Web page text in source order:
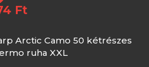
Ft
Arctic Camo 50 kétrészes
ruha XXL